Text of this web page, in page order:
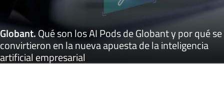
Globant.Qué son los AI Pods de Globant y por qué se
convirtieron en la nueva apuesta de la inteligencia
artificial empresarial